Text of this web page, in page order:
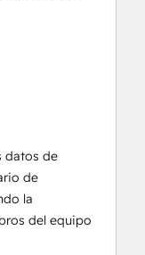
datos de
de
la
del equipo